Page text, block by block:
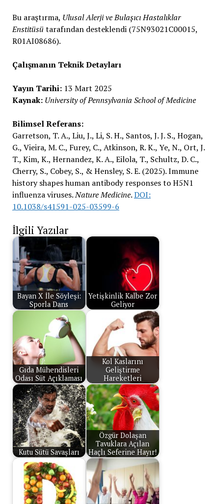
Bu araştırma, Ulusal Alerji ve Bulaşıcı Hastalıklar
Enstitüsü tarafından desteklendi (75N93021C00015,
R01AI08686).
Çalışmanın Teknik Detayları
Yayın Tarihi:13 Mart 2025
Kaynak: University of Pennsylvania School of Medicine
Bilimsel Referans:
Garretson, T. A., Liu, J., Li, S. H., Santos, J. J. S., Hogan,
G., Vieira, M. C., Furey, C., Atkinson, R. K., Ye, N., Ort, J.
T., Kim, K., Hernandez, K. A., Eilola, T., Schultz, D. C.,
Cherry, S., Cobey, S., & Hensley, S. E. (2025). Immune
history shapes human antibody responses to H5N1
influenza viruses.Nature Medicine.DOI:
10.1038/s41591-025-03599-6
İlgili Yazılar
Bayan X İle Söyleşi:
Sporla Dans
Yetişkinlik Kalbe Zor
Geliyor
Gıda Mühendisleri
Odası Süt Açıklaması
Kol Kaslarını
Geliştirme
Hareketleri
Kutu Sütü Savaşları
Özgür Dolaşan
Tavuklara Açılan
Haçlı Seferine Hayır!